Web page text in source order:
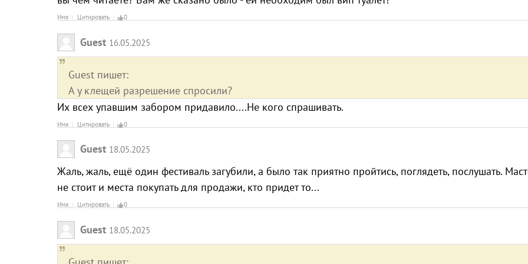
Имя Цитировать 0
Guest 16.05.2025
Guest пишет:
А у клещей разрешение спросили?
Их всех упавшим забором придавило....Не кого спрашивать.
Имя Цитировать 0
Guest 18.05.2025
Жаль, жаль, ещё один фестиваль загубили, а было так приятно пройтись, поглядеть, послушать.
не стоит и места покупать для продажи, кто придет то...
Имя Цитировать 0
Guest 18.05.2025